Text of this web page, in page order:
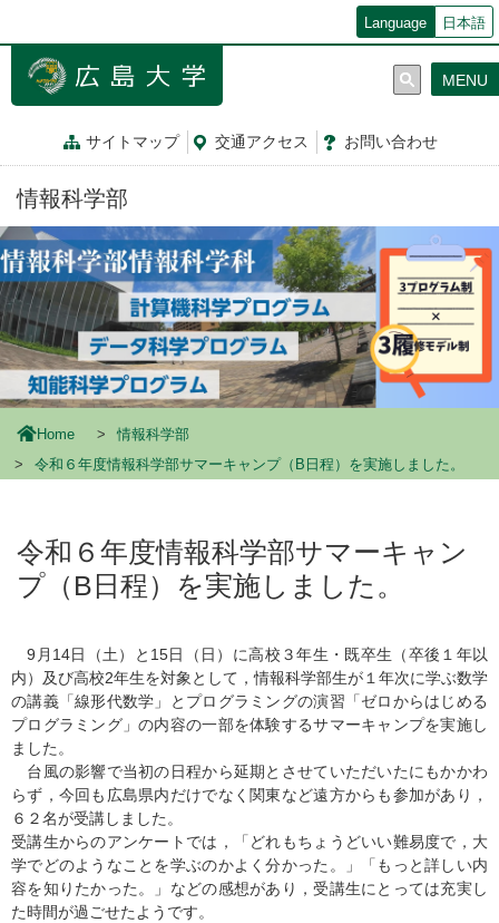
ン
動
Language 日本語
サイトマップ 交通アクセス お問い合わせ
MENU
情報科学部
Home
情報科学部
令和６年度情報科学部サマーキャンプ（B日程）を実施しました。
令和６年度情報科学部サマーキャン
プ（B日程）を実施しました。
9月14日（土）と15日（日）に高校３年生・既卒生（卒後１年以
内）及び高校2年生を対象として，情報科学部生が１年次に学ぶ数学
の講義「線形代数学」とプログラミングの演習「ゼロからはじめる
プログラミング」の内容の一部を体験するサマーキャンプを実施し
ました。
台風の影響で当初の日程から延期とさせていただいたにもかかわ
らず，今回も広島県内だけでなく関東など遠方からも参加があり，
６２名が受講しました。
受講生からのアンケートでは，「どれもちょうどいい難易度で，大
学でどのようなことを学ぶのかよく分かった。」「もっと詳しい内
容を知りたかった。」などの感想があり，受講生にとっては充実し
た時間が過ごせたようです。